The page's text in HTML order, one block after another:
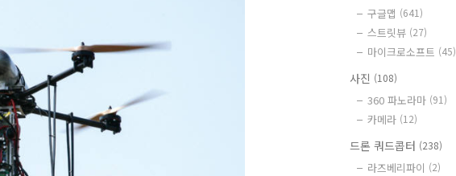
구글맵 (641)
스트릿뷰 (27)
마이크로소프트 (45)
사진 (108)
360 파노라마 (91)
카메라 (12)
드론 쿼드콥터 (238)
라즈베리파이 (2)